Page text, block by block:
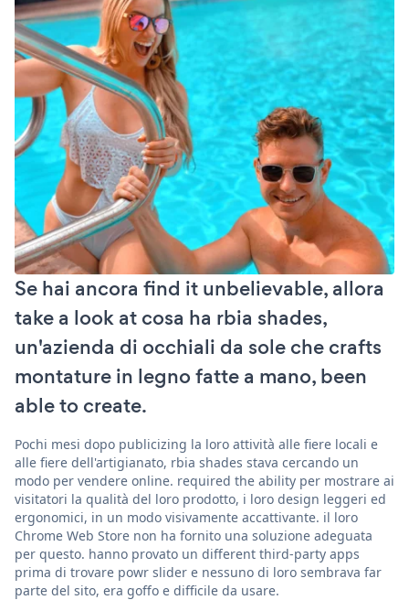
Se hai ancora find it unbelievable, allora
take a look at cosa ha rbia shades,
un'azienda di occhiali da sole che crafts
montature in legno fatte a mano, been
able to create.
Pochi mesi dopo publicizing la loro attività alle fiere locali e
alle fiere dell'artigianato, rbia shades stava cercando un
modo per vendere online. required the ability per mostrare ai
visitatori la qualità del loro prodotto, i loro design leggeri ed
ergonomici, in un modo visivamente accattivante. il loro
Chrome Web Store non ha fornito una soluzione adeguata
per questo. hanno provato un different third-party apps
prima di trovare powr slider e nessuno di loro sembrava far
parte del sito, era goffo e difficile da usare.